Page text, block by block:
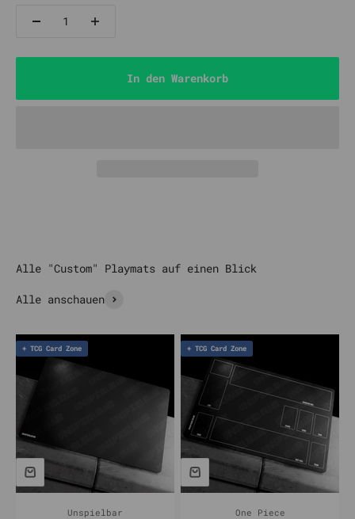
In den Warenkorb
Alle anschauen
+ TCG Card Zone
Unspielbar
+ TCG Card Zone
One Piece